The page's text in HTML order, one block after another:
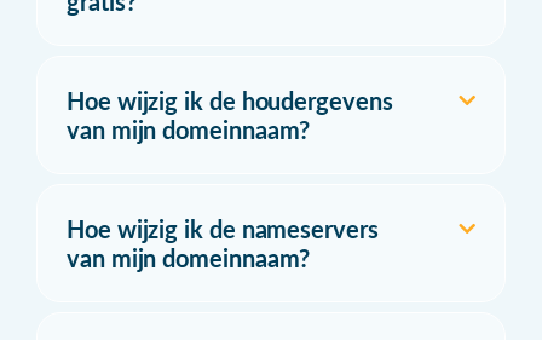
Hoe wijzig ik de houdergevens
van mijn domeinnaam?
Hoe wijzig ik de nameservers
van mijn domeinnaam?